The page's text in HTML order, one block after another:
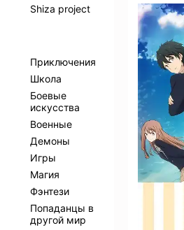
Shiza project
Приключения
Школа
Боевые
искусства
Военные
Демоны
Игры
Магия
Фэнтези
Попаданцы в
другой мир